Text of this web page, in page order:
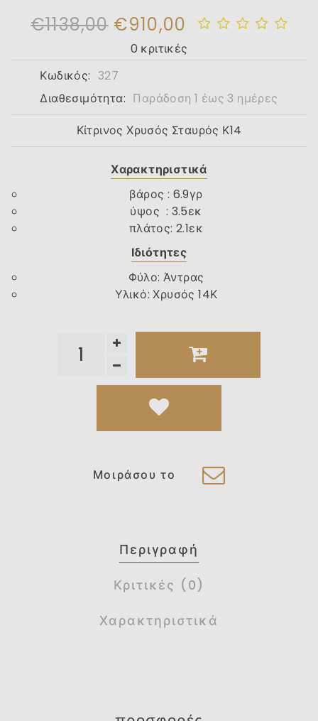
€1138,00 €910,00
0 κριτικές
Κωδικός: 327
Διαθεσιμότητα: Παράδοση 1 έως 3 ημέρες
Κίτρινος Χρυσός Σταυρός Κ14
Χαρακτηριστικά
βάρος : 6.9γρ
ύψος : 3.5εκ
πλάτος: 2.1εκ
Ιδιότητες
Φύλο: Άντρας
Υλικό:Χρυσός 14Κ
Μοιράσου το
Περιγραφή
Κριτικές (0)
Χαρακτηριστικά